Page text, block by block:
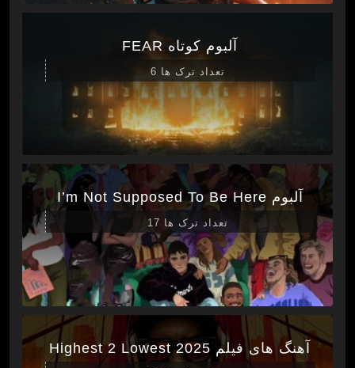
آلبوم کوتاه FEAR
تعداد ترک ها 6
آلبوم I’m Not Supposed To Be Here
تعداد ترک ها 17
آهنگ های فیلم Highest 2 Lowest 2025